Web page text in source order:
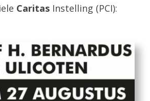
Caritas Instelling (PCI):